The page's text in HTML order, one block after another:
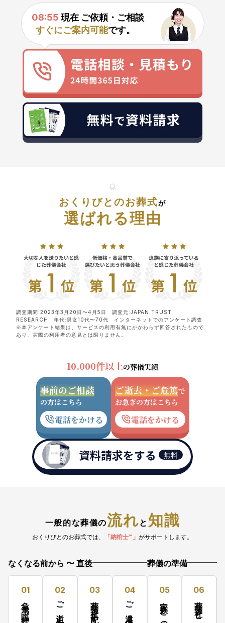
08:55 現在 ご依頼・ご相談
すぐにご案内可能です。
おくりびとのお葬式が
選ばれる理由
調査期間:2023年3月20日〜4月5日 調査元:JAPAN TRUST
RESEARCH 年代:男女10代〜70代 インターネットでのアンケート調査
※本アンケート結果は、サービスの利用有無にかかわらず回答されたもので
あり、実際の利用者の意見とは限りません。
10,000件以上の葬儀実績
事前のご相談
の方はこちら
電話をかける
ご逝去・ご危篤で
お急ぎの方はこちら
電話をかける
資料請求をする 無料
一般的な葬儀の流れと 知識
おくりびとのお葬式では、 「納棺士™」 がサポートします。
なくなる前から 〜 直後
01
危篤・臨終
02
ご逝去
03
葬儀社手配
04
ご遺体搬送
葬儀の準備
05 06